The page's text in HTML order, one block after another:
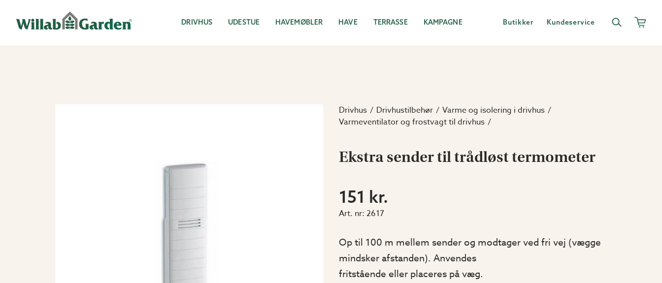
DRIVHUS UDESTUE HAVEMØBLER HAVE TERRASSE KAMPAGNE Butikker Kundeservice
Drivhus Drivhustilbehør
Varme og isolering i drivhus
Varmeventilator og frostvagt til drivhus
Ekstra sender til trådløst termometer
151 kr.
Art. nr: 2617
Op til 100 m mellem sender og modtager ved fri vej (vægge
mindsker afstanden). Anvendes
fritstående eller placeres på væg.